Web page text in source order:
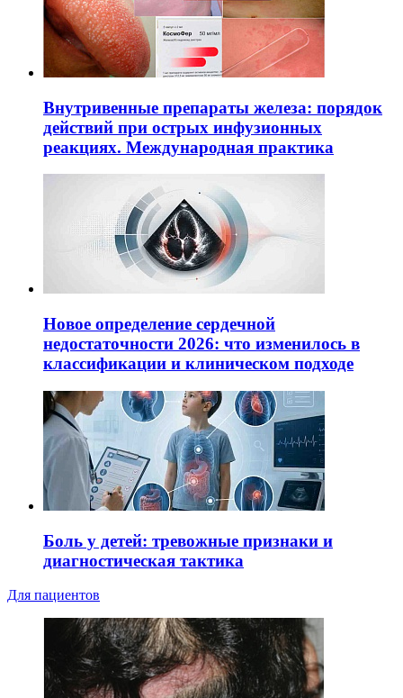
Внутривенные препараты железа: порядок
действий при острых инфузионных
реакциях. Международная практика
Новое определение сердечной
недостаточности 2026: что изменилось в
классификации и клиническом подходе
Боль у детей: тревожные признаки и
диагностическая тактика
Для пациентов